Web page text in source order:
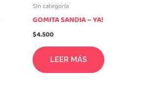
Sin categoría
GOMITA SANDIA – YA!
$4.500
LEER MÁS